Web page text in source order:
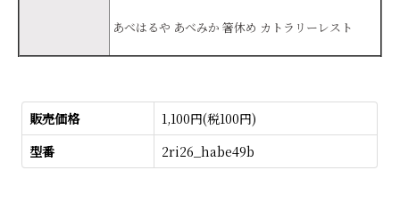
あべはるや あべみか 箸休め カトラリーレスト
販売価格
1,100円(税100円)
型番
2ri26_habe49b